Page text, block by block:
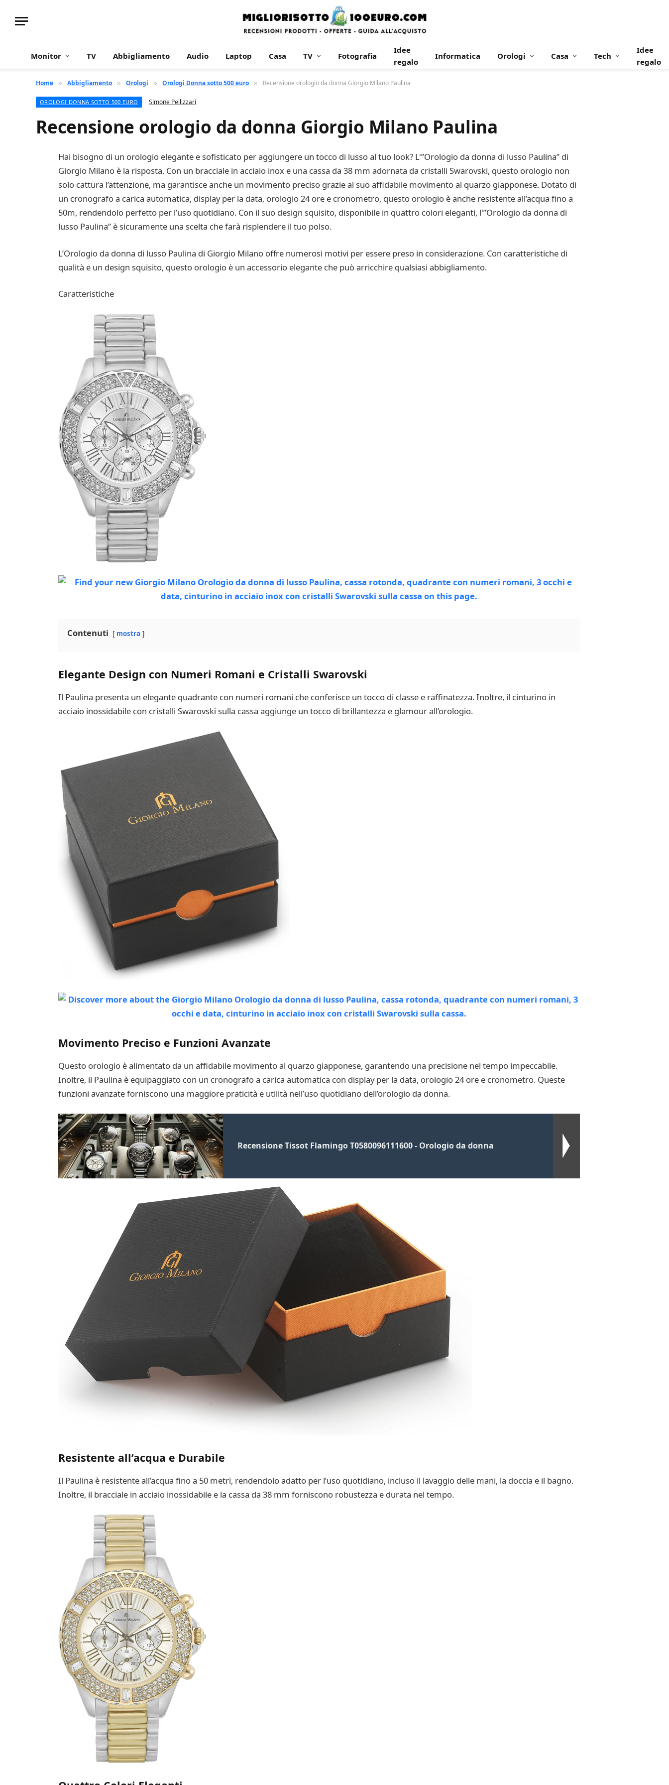
Monitor TV Abbigliamento Audio Laptop Casa TV Fotografia
Idee
regalo
Informatica Orologi Casa Tech
Idee
regalo
Home » Abbigliamento » Orologi » Orologi Donna sotto 500 euro » Recensione orologio da donna Giorgio Milano Paulina
OROLOGI DONNA SOTTO 500 EURO Simone Pellizzari
Recensione orologio da donna Giorgio Milano Paulina
Hai bisogno di un orologio elegante e sofisticato per aggiungere un tocco di lusso al tuo look? L'”Orologio da donna di lusso Paulina” di
Giorgio Milano è la risposta. Con un bracciale in acciaio inox e una cassa da 38 mm adornata da cristalli Swarovski, questo orologio non
solo cattura l’attenzione, ma garantisce anche un movimento preciso grazie al suo affidabile movimento al quarzo giapponese. Dotato di
un cronografo a carica automatica, display per la data, orologio 24 ore e cronometro, questo orologio è anche resistente all’acqua fino a
50m, rendendolo perfetto per l’uso quotidiano. Con il suo design squisito, disponibile in quattro colori eleganti, l'”Orologio da donna di
lusso Paulina” è sicuramente una scelta che farà risplendere il tuo polso.
L’Orologio da donna di lusso Paulina di Giorgio Milano offre numerosi motivi per essere preso in considerazione. Con caratteristiche di
qualità e un design squisito, questo orologio è un accessorio elegante che può arricchire qualsiasi abbigliamento.
Caratteristiche
Contenuti mostra
Elegante Design con Numeri Romani e Cristalli Swarovski
Il Paulina presenta un elegante quadrante con numeri romani che conferisce un tocco di classe e raffinatezza. Inoltre, il cinturino in
acciaio inossidabile con cristalli Swarovski sulla cassa aggiunge un tocco di brillantezza e glamour all’orologio.
Movimento Preciso e Funzioni Avanzate
Questo orologio è alimentato da un affidabile movimento al quarzo giapponese, garantendo una precisione nel tempo impeccabile.
Inoltre, il Paulina è equipaggiato con un cronografo a carica automatica con display per la data, orologio 24 ore e cronometro. Queste
funzioni avanzate forniscono una maggiore praticità e utilità nell’uso quotidiano dell’orologio da donna.
Recensione Tissot Flamingo T0580096111600 - Orologio da donna
Resistente all’acqua e Durabile
Il Paulina è resistente all’acqua fino a 50 metri, rendendolo adatto per l’uso quotidiano, incluso il lavaggio delle mani, la doccia e il bagno.
Inoltre, il bracciale in acciaio inossidabile e la cassa da 38 mm forniscono robustezza e durata nel tempo.